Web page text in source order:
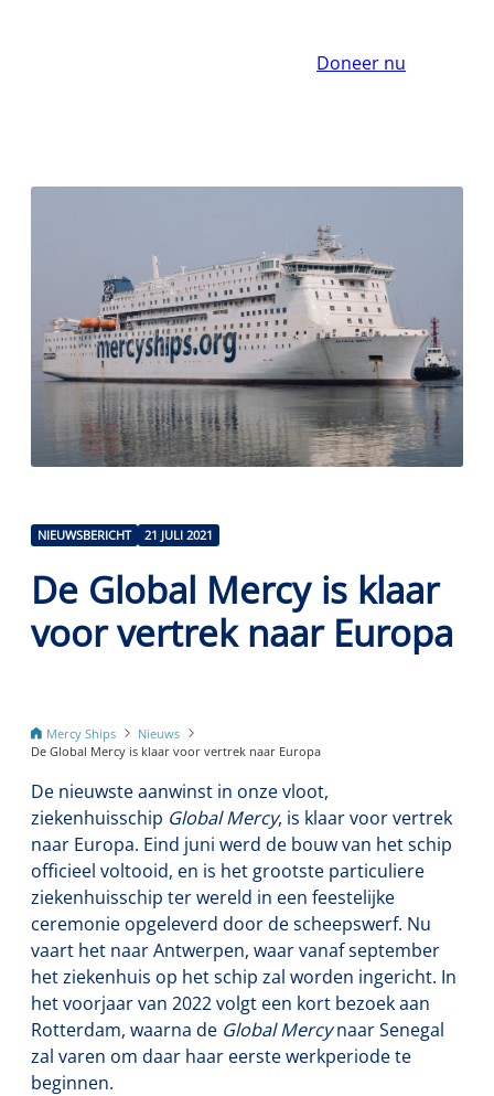
Doneer nu
NIEUWSBERICHT 21 JULI 2021
De Global Mercy is klaar
voor vertrek naar Europa
Mercy Ships
Nieuws
De Global Mercy is klaar voor vertrek naar Europa
De nieuwste aanwinst in onze vloot,
ziekenhuisschip Global Mercy, is klaar voor vertrek
naar Europa. Eind juni werd de bouw van het schip
officieel voltooid, en is het grootste particuliere
ziekenhuisschip ter wereld in een feestelijke
ceremonie opgeleverd door de scheepswerf. Nu
vaart het naar Antwerpen, waar vanaf september
het ziekenhuis op het schip zal worden ingericht. In
het voorjaar van 2022 volgt een kort bezoek aan
Rotterdam, waarna de Global Mercynaar Senegal
zal varen om daar haar eerste werkperiode te
beginnen.